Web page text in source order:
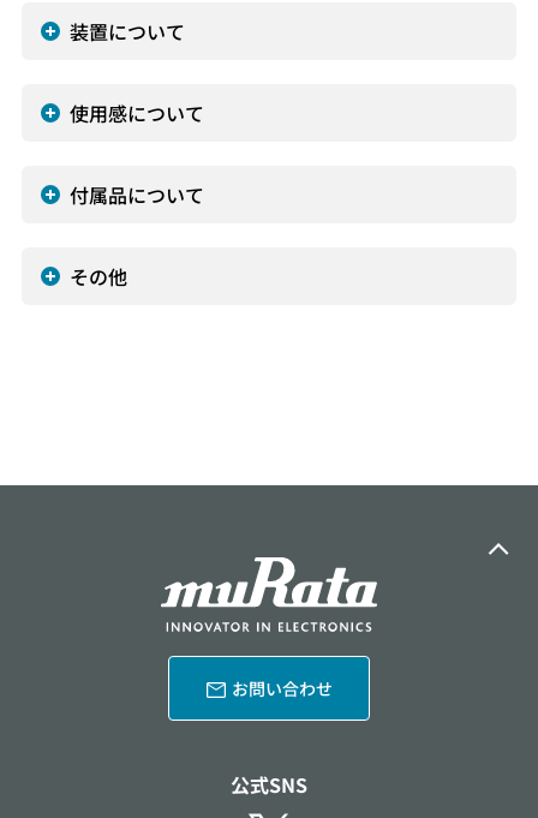
装置について
使用感について
付属品について
その他
お問い合わせ
公式SNS